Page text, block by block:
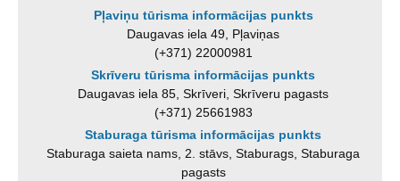
Pļaviņu tūrisma informācijas punkts
Daugavas iela 49, Pļaviņas
(+371) 22000981
Skrīveru tūrisma informācijas punkts
Daugavas iela 85, Skrīveri, Skrīveru pagasts
(+371) 25661983
Staburaga tūrisma informācijas punkts
Staburaga saieta nams, 2. stāvs, Staburags, Staburaga
pagasts